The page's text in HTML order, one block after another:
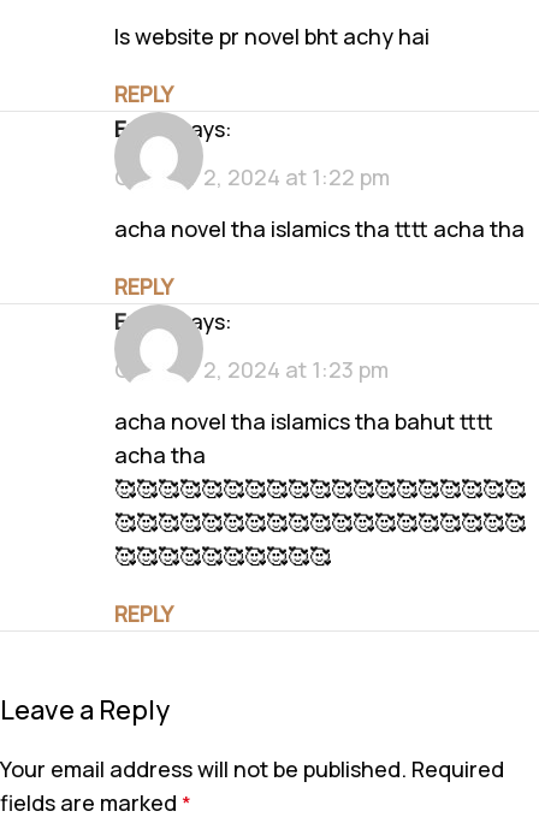
Is website pr novel bht achy hai
REPLY
eman
says:
October 2, 2024 at 1:22 pm
acha novel tha islamics tha tttt acha tha
REPLY
eman
says:
October 2, 2024 at 1:23 pm
acha novel tha islamics tha bahut tttt
acha tha
🥰🥰🥰🥰🥰🥰🥰🥰🥰🥰🥰🥰🥰🥰🥰🥰🥰🥰🥰
🥰🥰🥰🥰🥰🥰🥰🥰🥰🥰🥰🥰🥰🥰🥰🥰🥰🥰🥰
🥰🥰🥰🥰🥰🥰🥰🥰🥰🥰
REPLY
Leave a Reply
Your email address will not be published. Required
fields are marked *